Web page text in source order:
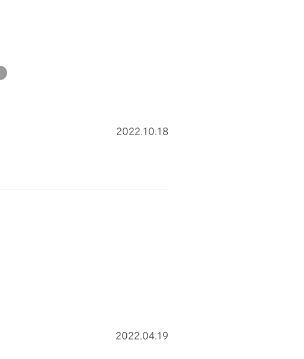
2022.10.18
2022.04.19